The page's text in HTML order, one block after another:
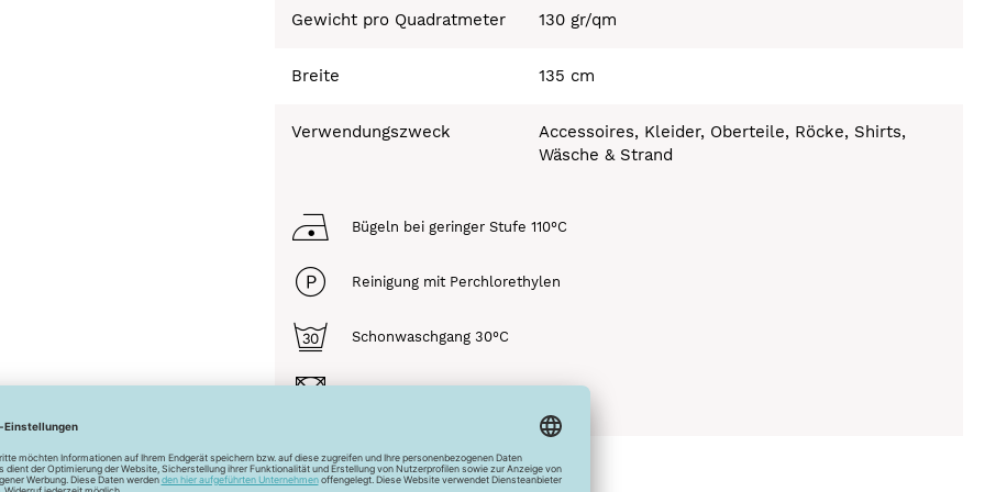
Gewicht pro Quadratmeter 130 gr/qm
Breite 135 cm
Verwendungszweck
Accessoires, Kleider, Oberteile, Röcke, Shirts,
Wäsche & Strand
Bügeln bei geringer Stufe 110°C
Reinigung mit Perchlorethylen
Schonwaschgang 30°C